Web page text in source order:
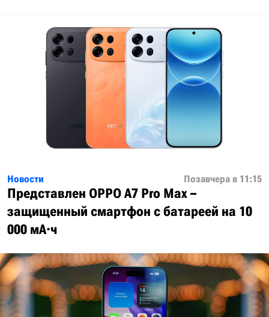
Новости Позавчера в 11:15
Представлен OPPO A7 Pro Max –
защищенный смартфон с батареей на 10
000 мА·ч